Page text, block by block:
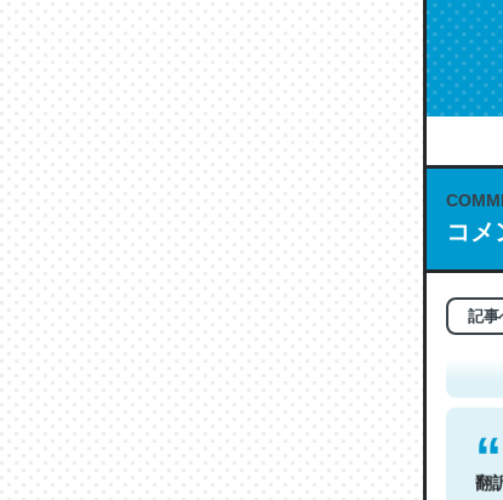
コメ
記事
こ
も
─今
翻
に